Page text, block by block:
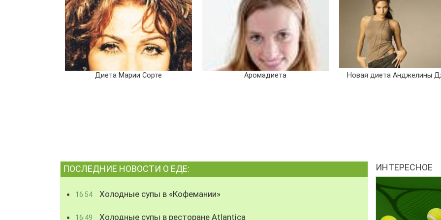
Диета Марии Сорте Аромадиета Новая диета Анджелины
ПОСЛЕДНИЕ НОВОСТИ О ЕДЕ:
16:54 Холодные супы в «Кофемании»
16:49 Холодные супы в ресторане Atlantica
ИНТЕРЕСНОЕ